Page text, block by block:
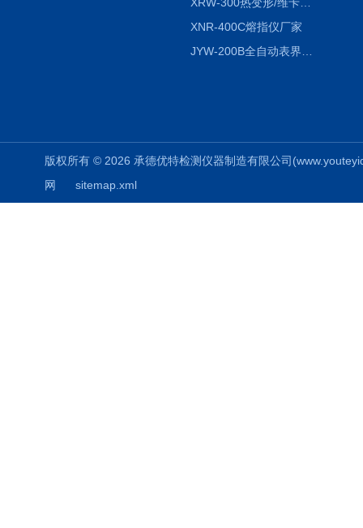
XNR-400C熔指仪厂家
版权所有 © 2026 承德优特检测仪器制造有限公司
网
sitemap.xml